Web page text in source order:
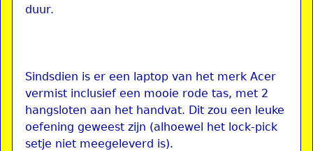
duur.
Sindsdien is er een laptop van het merk Acer
vermist inclusief een mooie rode tas, met 2
hangsloten aan het handvat. Dit zou een leuke
oefening geweest zijn (alhoewel het lock-pick
setje niet meegeleverd is).